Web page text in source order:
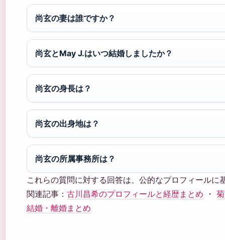
尚玄の妻は誰ですか？
尚玄とMay J.はいつ結婚しましたか？
尚玄の身長は？
尚玄の出身地は？
尚玄の所属事務所は？
これらの質問に対する回答は、公的なプロフィールに
関連記事： 古川昌希のプロフィールと経歴まとめ ・
結婚・離婚まとめ